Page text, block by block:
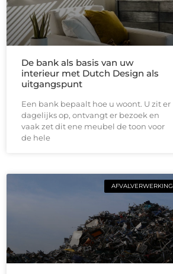
De bank als basis van uw
interieur met Dutch Design als
uitgangspunt
Een bank bepaalt hoe u woont. U zit er
dagelijks op, ontvangt er bezoek en
vaak zet dit ene meubel de toon voor
de hele
AFVALVERWERKING